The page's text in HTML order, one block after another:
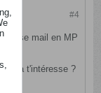
#4
mail en MP
si ça t'intéresse ?